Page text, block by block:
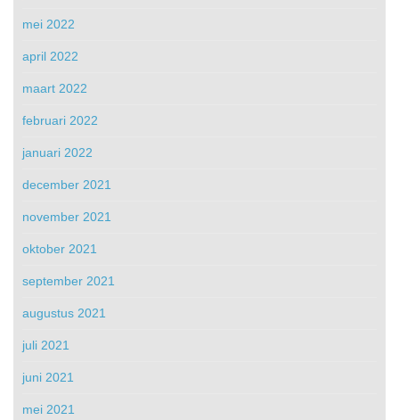
mei 2022
april 2022
maart 2022
februari 2022
januari 2022
december 2021
november 2021
oktober 2021
september 2021
augustus 2021
juli 2021
juni 2021
mei 2021